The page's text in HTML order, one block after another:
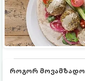
როგორ